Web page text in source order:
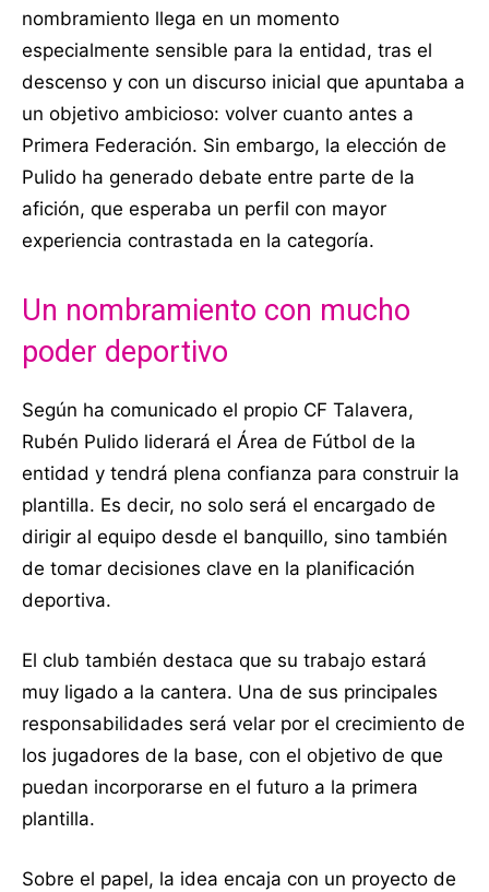
nombramiento llega en un momento
especialmente sensible para la entidad, tras el
descenso y con un discurso inicial que apuntaba a
un objetivo ambicioso: volver cuanto antes a
Primera Federación. Sin embargo, la elección de
Pulido ha generado debate entre parte de la
afición, que esperaba un perfil con mayor
experiencia contrastada en la categoría.
Un nombramiento con mucho
poder deportivo
Según ha comunicado el propio CF Talavera,
Rubén Pulido liderará el Área de Fútbol de la
entidad y tendrá plena confianza para construir la
plantilla. Es decir, no solo será el encargado de
dirigir al equipo desde el banquillo, sino también
de tomar decisiones clave en la planificación
deportiva.
El club también destaca que su trabajo estará
muy ligado a la cantera. Una de sus principales
responsabilidades será velar por el crecimiento de
los jugadores de la base, con el objetivo de que
puedan incorporarse en el futuro a la primera
plantilla.
Sobre el papel, la idea encaja con un proyecto de